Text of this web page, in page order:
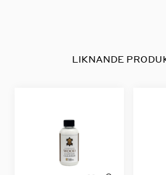
LIKNANDE